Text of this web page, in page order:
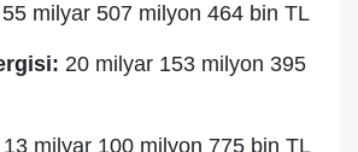
55 milyar 507 milyon 464 bin TL
20 milyar 153 milyon 395
13 milyar 100 milyon 775 bin TL